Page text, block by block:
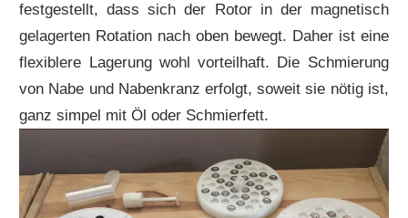
festgestellt, dass sich der Rotor in der magnetisch
gelagerten Rotation nach oben bewegt. Daher ist eine
flexiblere Lagerung wohl vorteilhaft. Die Schmierung
von Nabe und Nabenkranz erfolgt, soweit sie nötig ist,
ganz simpel mit Öl oder Schmierfett.